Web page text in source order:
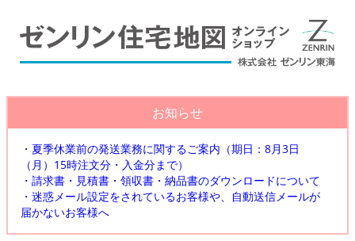
お知らせ
・夏季休業前の発送業務に関するご案内（期日：8月3日
（月）15時注文分・入金分まで）
・請求書・見積書・領収書・納品書のダウンロードについて
・迷惑メール設定をされているお客様や、自動送信メールが
届かないお客様へ